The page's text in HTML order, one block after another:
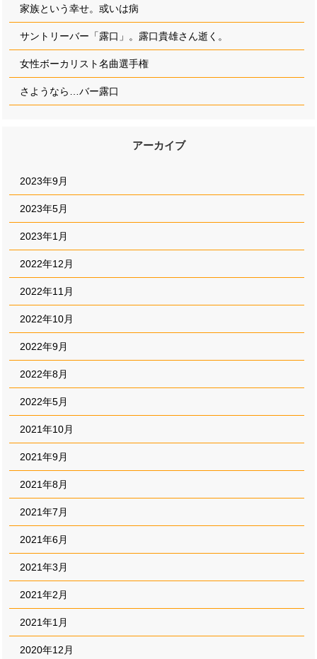
家族という幸せ。或いは病
サントリーバー「露口」。露口貴雄さん逝く。
女性ボーカリスト名曲選手権
さようなら…バー露口
アーカイブ
2023年9月
2023年5月
2023年1月
2022年12月
2022年11月
2022年10月
2022年9月
2022年8月
2022年5月
2021年10月
2021年9月
2021年8月
2021年7月
2021年6月
2021年3月
2021年2月
2021年1月
2020年12月